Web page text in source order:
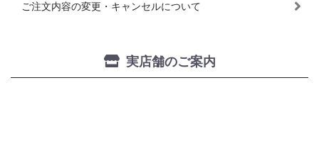
ご注文内容の変更・キャンセルについて
実店舗のご案内